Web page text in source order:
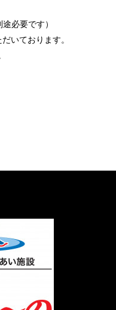
必要です）
いております。